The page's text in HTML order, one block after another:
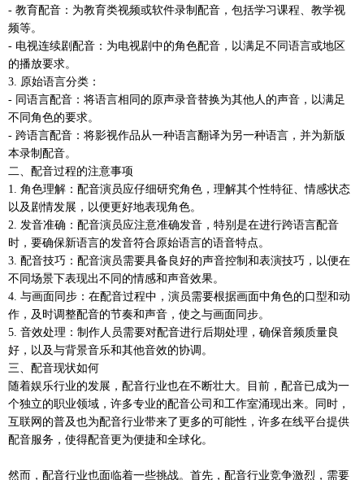
- 教育配音：为教育类视频或软件录制配音，包括学习课程、教学视
频等。
- 电视连续剧配音：为电视剧中的角色配音，以满足不同语言或地区
的播放要求。
3. 原始语言分类：
- 同语言配音：将语言相同的原声录音替换为其他人的声音，以满足
不同角色的要求。
- 跨语言配音：将影视作品从一种语言翻译为另一种语言，并为新版
本录制配音。
二、配音过程的注意事项
1. 角色理解：配音演员应仔细研究角色，理解其个性特征、情感状态
以及剧情发展，以便更好地表现角色。
2. 发音准确：配音演员应注意准确发音，特别是在进行跨语言配音
时，要确保新语言的发音符合原始语言的语音特点。
3. 配音技巧：配音演员需要具备良好的声音控制和表演技巧，以便在
不同场景下表现出不同的情感和声音效果。
4. 与画面同步：在配音过程中，演员需要根据画面中角色的口型和动
作，及时调整配音的节奏和声音，使之与画面同步。
5. 音效处理：制作人员需要对配音进行后期处理，确保音频质量良
好，以及与背景音乐和其他音效的协调。
三、配音现状如何
随着娱乐行业的发展，配音行业也在不断壮大。目前，配音已成为一
个独立的职业领域，许多专业的配音公司和工作室涌现出来。同时，
互联网的普及也为配音行业带来了更多的可能性，许多在线平台提供
配音服务，使得配音更为便捷和全球化。
然而，配音行业也面临着一些挑战。首先，配音行业竞争激烈，需要